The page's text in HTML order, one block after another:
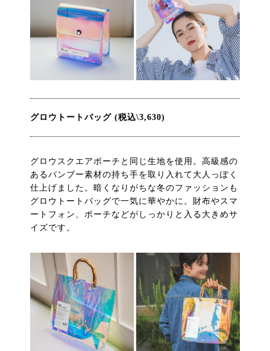
グロウトートバッグ (税込\3,630)
グロウスクエアポーチと同じ生地を使用。高級感の
あるバンブー素材の持ち手を取り入れて大人っぽく
仕上げました。暗くなりがちな冬のファッションも
グロウトートバッグで一気に華やかに。財布やスマ
ートフォン、ポーチなどがしっかりと入る大きめサ
イズです。